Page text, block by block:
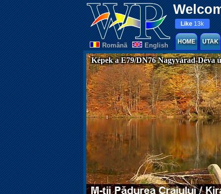
Românã English
Like 13k
HOME UTAK
Képek a E79/DN76 Nagyvárad-Déva